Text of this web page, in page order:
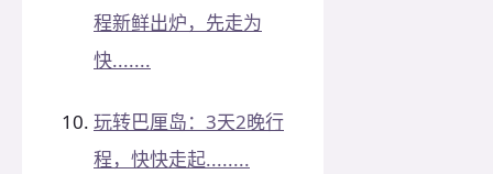
程新鲜出炉，先走为
快.......
玩转巴厘岛：3天2晚行
程，快快走起........